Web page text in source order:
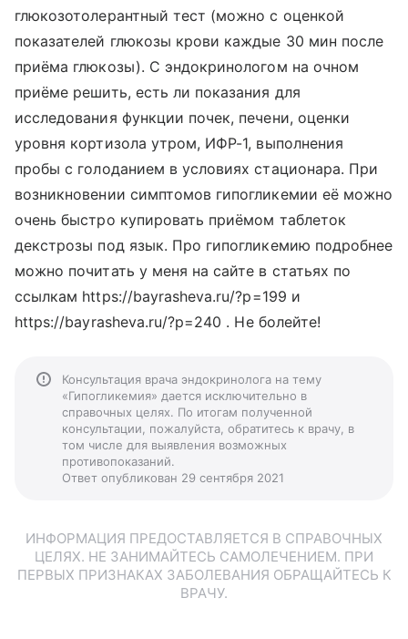
глюкозотолерантный тест (можно с оценкой
показателей глюкозы крови каждые 30 мин после
приёма глюкозы). С эндокринологом на очном
приёме решить, есть ли показания для
исследования функции почек, печени, оценки
уровня кортизола утром, ИФР-1, выполнения
пробы с голоданием в условиях стационара. При
возникновении симптомов гипогликемии её можно
очень быстро купировать приёмом таблеток
декстрозы под язык. Про гипогликемию подробнее
можно почитать у меня на сайте в статьях по
ссылкам https://bayrasheva.ru/?p=199 и
https://bayrasheva.ru/?p=240 . Не болейте!
Консультация врача эндокринолога на тему
«Гипогликемия» дается исключительно в
справочных целях. По итогам полученной
консультации, пожалуйста, обратитесь к врачу, в
том числе для выявления возможных
противопоказаний.
Ответ опубликован 29 сентября 2021
ИНФОРМАЦИЯ ПРЕДОСТАВЛЯЕТСЯ В СПРАВОЧНЫХ
ЦЕЛЯХ. НЕ ЗАНИМАЙТЕСЬ САМОЛЕЧЕНИЕМ. ПРИ
ПЕРВЫХ ПРИЗНАКАХ ЗАБОЛЕВАНИЯ ОБРАЩАЙТЕСЬ К
ВРАЧУ.